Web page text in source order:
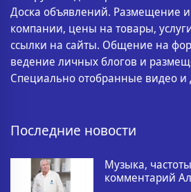
Доска объявлений. Размещение
компании, цены на товары,
ссылки на сайты. Общение на
ведение личных блогов и
Специально отобранные видео и
Последние новости
Музыка,
комментарий